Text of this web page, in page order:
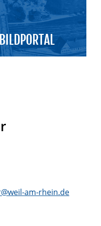
am-rhein.de